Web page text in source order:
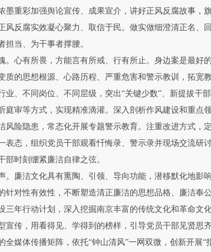
墨重彩加强舆论宣传、成果宣介，讲好正风反腐故事，
风反腐实效凝心聚力、取信于民。做实做细澄清正名、
当、为干事者撑腰。
心有所畏，方能言有所戒、行有所止。身边案是最好
质的思想根源、心路历程、严重危害和警示教训，拓宽
业、不同岗位、不同层级，突出“关键少数”、新提拔干
庭审等方式，实现精准滴灌。深入剖析作风建设和重点
险隐患，常态化开展专题警示教育。注重改进方式，
表态，组织党员干部观看忏悔录、警示录并现场交流研
时刻绷紧廉洁自律之弦。
洁文化具有熏陶、引领、导向功能，潜移默化地影
针对性有效性，不断塑造清正廉洁的思想品格、廉洁奉
三年行动计划，深入挖掘南京丰富的传统文化和革命文
宣传，用看得见、学得到的榜样，引导党员干部见贤思
媒体传播矩阵，依托“钟山清风”一网双微，创新开展“